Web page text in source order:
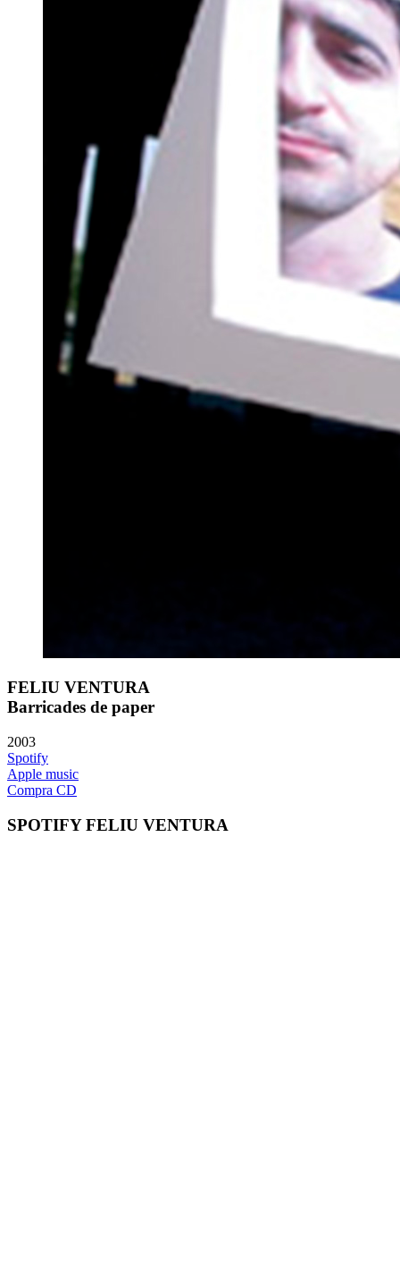
FELIU VENTURA
Barricades de paper
2003
Spotify
Apple music
Compra CD
SPOTIFY FELIU VENTURA